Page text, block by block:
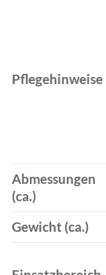
Pflegehinweise
Abmessungen
(ca.)
Gewicht (ca.)